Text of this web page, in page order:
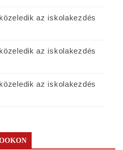
az iskolakezdés
az iskolakezdés
az iskolakezdés